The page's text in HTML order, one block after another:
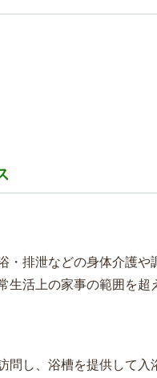
・排泄などの身体介護
生活上の家事の範囲を超
し、浴槽を提供して入